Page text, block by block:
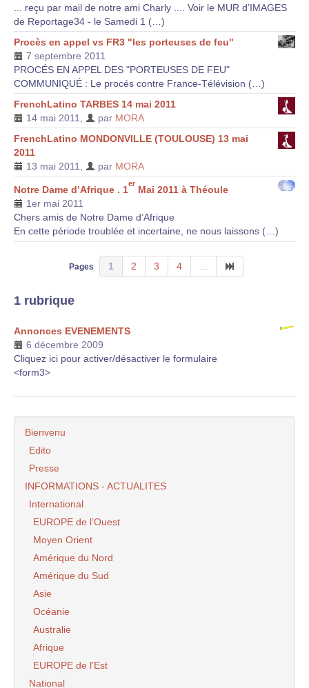
... reçu par mail de notre ami Charly .... Voir le MUR d’IMAGES
de Reportage34 - le Samedi 1 (…)
Procès en appel vs FR3 "les porteuses de feu"
7 septembre 2011
PROCÉS EN APPEL DES "PORTEUSES DE FEU"
COMMUNIQUÉ : Le procés contre France-Télévision (…)
FrenchLatino TARBES 14 mai 2011
14 mai 2011
par MORA
FrenchLatino MONDONVILLE (TOULOUSE) 13 mai
2011
13 mai 2011
par MORA
Notre Dame d’Afrique . 1
er
Mai 2011 à Théoule
1er mai 2011
Chers amis de Notre Dame d’Afrique
En cette période troublée et incertaine, ne nous laissons (…)
Pages 1 2 3 4
1 rubrique
Annonces EVENEMENTS
6 décembre 2009
Cliquez ici pour activer/désactiver le formulaire
<form3>
Bienvenu
Edito
Presse
INFORMATIONS - ACTUALITES
International
EUROPE de l’Ouest
Moyen Orient
Amérique du Nord
Amérique du Sud
Asie
Océanie
Australie
Afrique
EUROPE de l’Est
National